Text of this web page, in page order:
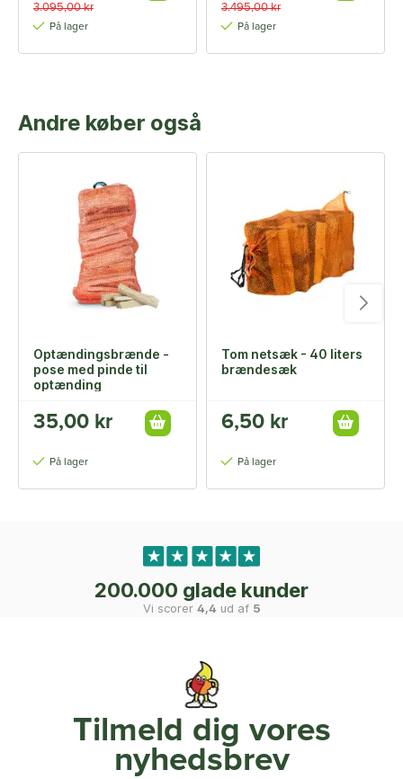
3.095,00 kr
På lager
3.495,00 kr
På lager
Andre køber også
Optændingsbrænde -
pose med pinde til
optænding
35,00 kr
På lager
Tom netsæk - 40 liters
brændesæk
6,50 kr
På lager
200.000 glade kunder
Vi scorer 4,4 ud af 5
Tilmeld dig vores
nyhedsbrev